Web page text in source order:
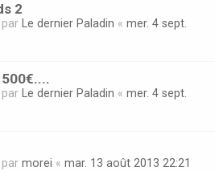
2
Le dernier Paladin « mer. 4 sept.
Le dernier Paladin « mer. 4 sept.
morei « mar. 13 août 2013 22:21